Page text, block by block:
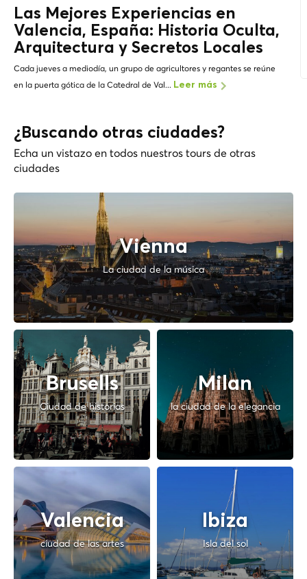
Las Mejores Experiencias en
Valencia, España: Historia Oculta,
Arquitectura y Secretos Locales
Cada jueves a mediodía, un grupo de agricultores y regantes se reúne
en la puerta gótica de la Catedral de Val... Leer más
¿Buscando otras ciudades?
Echa un vistazo en todos nuestros tours de otras
ciudades
Vienna
La ciudad de la música
Brusells
Ciudad de historias
Milan
la ciudad de la elegancia
Valencia
ciudad de las artes
Ibiza
Isla del sol